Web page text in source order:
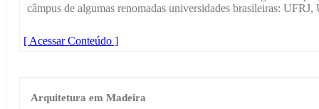
câmpus de algumas renomadas universidades brasileiras:
[ Acessar Conteúdo ]
Arquitetura em Madeira